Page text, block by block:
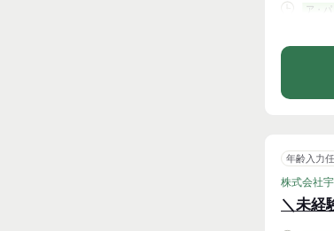
ア・パ
年齢入力
株式会社
＼未経